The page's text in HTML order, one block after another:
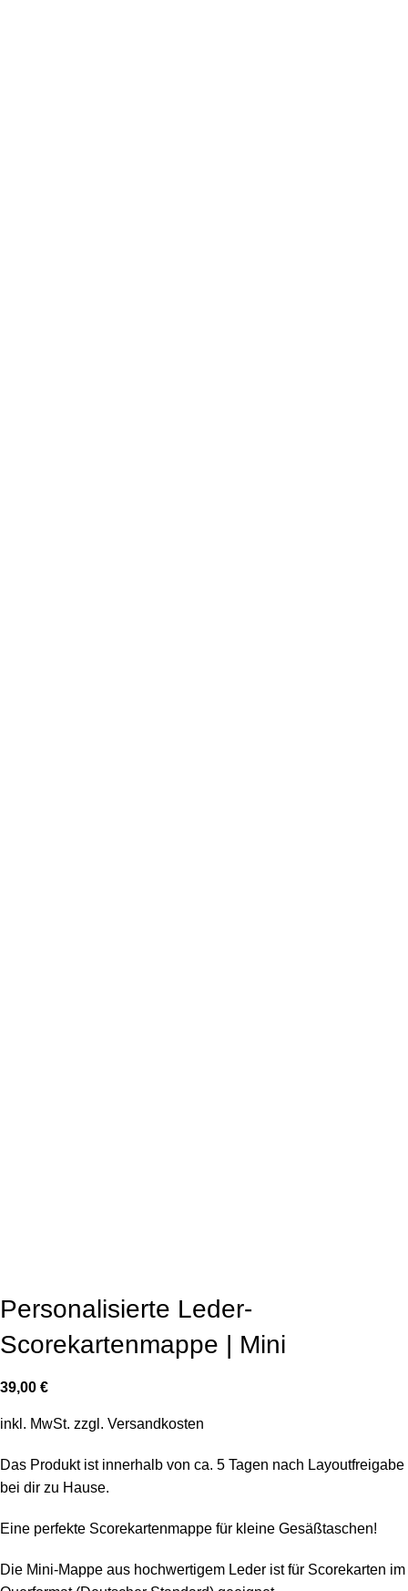
Personalisierte Leder-
Scorekartenmappe | Mini
39,00 €
inkl. MwSt. zzgl. Versandkosten
Das Produkt ist innerhalb von ca. 5 Tagen nach Layoutfreigabe
bei dir zu Hause.
Eine perfekte Scorekartenmappe für kleine Gesäßtaschen!
Die Mini-Mappe aus hochwertigem Leder ist für Scorekarten im